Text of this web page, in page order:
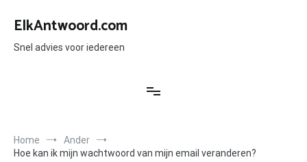
naar
inhoud
ElkAntwoord.com
Snel advies voor iedereen
Home
Ander
Hoe kan ik mijn wachtwoord van mijn email veranderen?